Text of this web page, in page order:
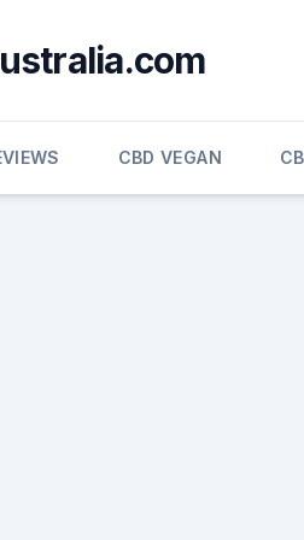
CBD VEGAN